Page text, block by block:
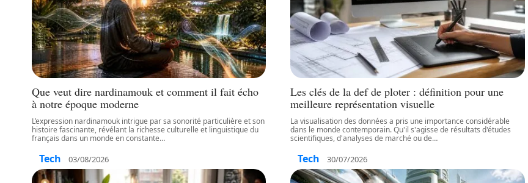
Que veut dire nardinamouk et comment il fait écho
à notre époque moderne
L’expression nardinamouk intrigue par sa sonorité particulière et son
histoire fascinante, révélant la richesse culturelle et linguistique du
français dans un monde en constante…
Tech 03/08/2026
Les clés de la def de ploter : définition pour une
meilleure représentation visuelle
La visualisation des données a pris une importance considérable
dans le monde contemporain. Qu'il s'agisse de résultats d'études
scientifiques, d'analyses de marché ou de…
Tech 30/07/2026